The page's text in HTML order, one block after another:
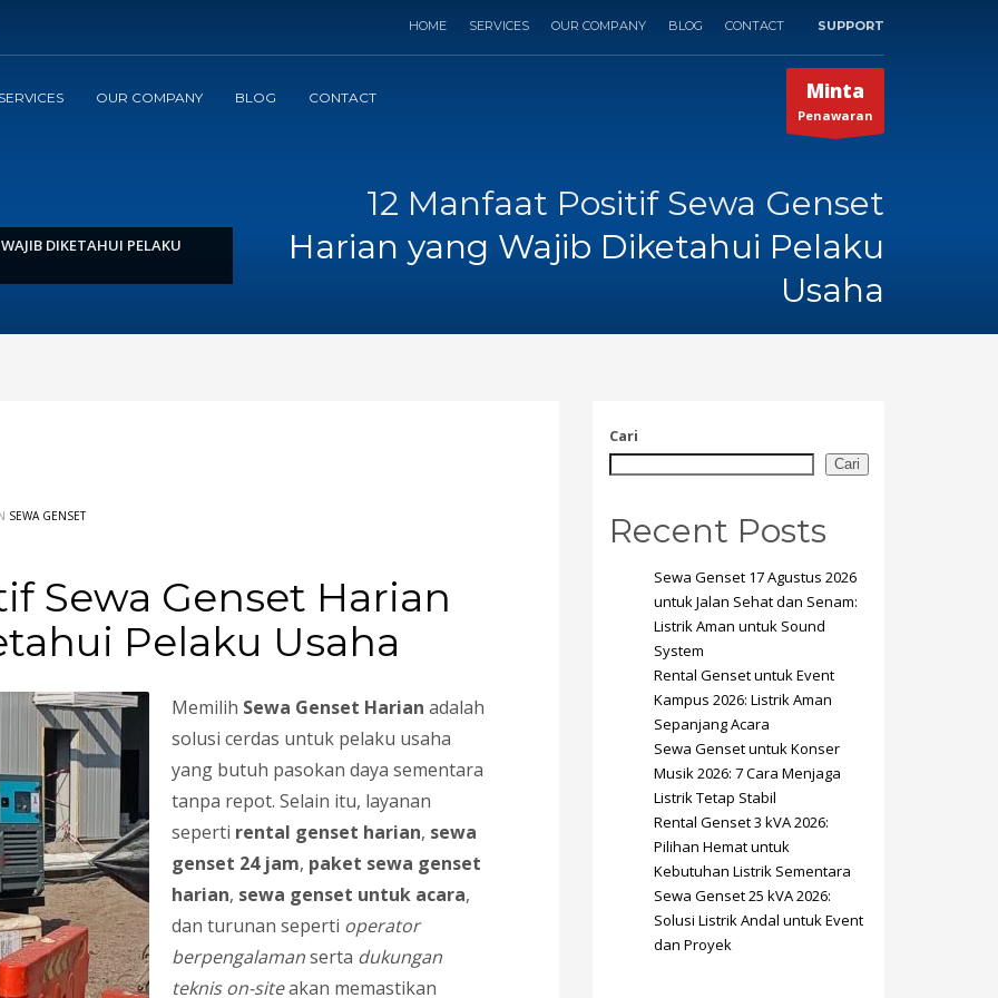
Review your order. 3 Payment &FREEshipment
an email to support@website.com . Thank you!
SHOWROOM HOURS
Mon-Fri 9:00AM - 6:00AM
Sat - 9:00AM-5:00PM
Sundays by appointment only!
HOME SERVICES OUR COMPANY BLOG CONTACT SUPPORT
SERVICES OUR COMPANY BLOG CONTACT Minta
Penawaran
DIKETAHUI PELAKU
12 Manfaat Positif Sewa Genset
Harian yang Wajib Diketahui Pelaku
Usaha
SEWA GENSET
Sewa Genset Harian
Pelaku Usaha
Memilih Sewa Genset Harian adalah
solusi cerdas untuk pelaku usaha
yang butuh pasokan daya sementara
tanpa repot. Selain itu, layanan
seperti rental genset harian, sewa
genset 24 jam, paket sewa genset
harian, sewa genset untuk acara,
dan turunan seperti operator
berpengalamanserta dukungan
teknis on-siteakan memastikan
Cari
Cari
Recent Posts
Sewa Genset 17 Agustus 2026
untuk Jalan Sehat dan Senam:
Listrik Aman untuk Sound
System
Rental Genset untuk Event
Kampus 2026: Listrik Aman
Sepanjang Acara
Sewa Genset untuk Konser
Musik 2026: 7 Cara Menjaga
Listrik Tetap Stabil
Rental Genset 3 kVA 2026:
Pilihan Hemat untuk
Kebutuhan Listrik Sementara
Sewa Genset 25 kVA 2026:
Solusi Listrik Andal untuk Event
dan Proyek